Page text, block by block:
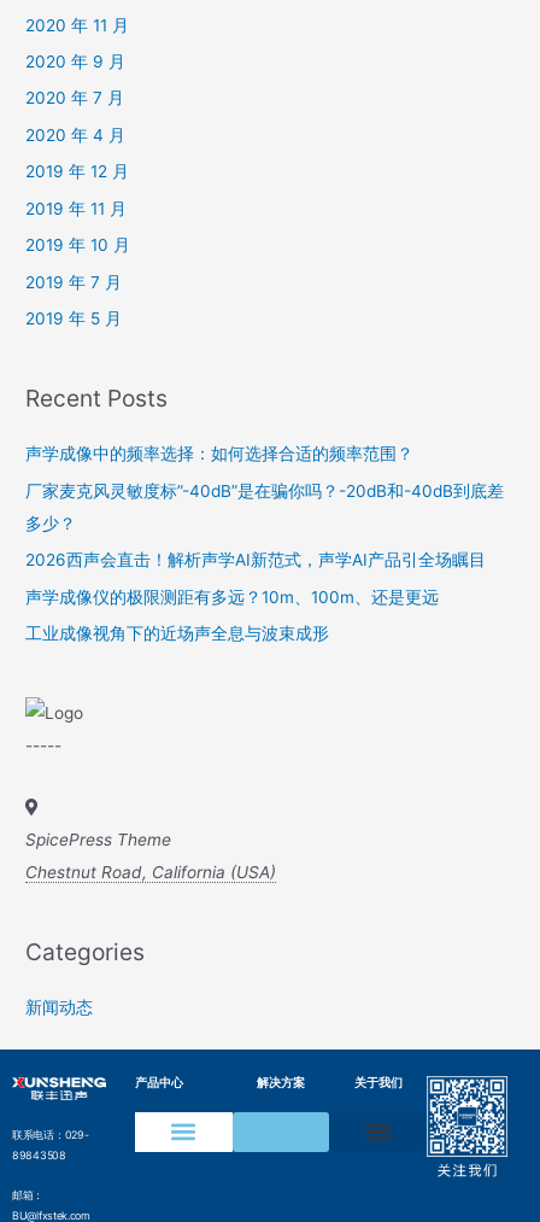
2020 年 11 月
2020 年 9 月
2020 年 7 月
2020 年 4 月
2019 年 12 月
2019 年 11 月
2019 年 10 月
2019 年 7 月
2019 年 5 月
Recent Posts
声学成像中的频率选择：如何选择合适的频率范围？
厂家麦克风灵敏度标”-40dB”是在骗你吗？-20dB和-40dB到底差
多少？
2026西声会直击！解析声学AI新范式，声学AI产品引全场瞩目
声学成像仪的极限测距有多远？10m、100m、还是更远
工业成像视角下的近场声全息与波束成形
-----
SpicePress Theme
Chestnut Road, California (USA)
Categories
新闻动态
联系电话：029-
89843508
邮箱：
BU@lfxstek.com
产品中心 解决方案 关于我们